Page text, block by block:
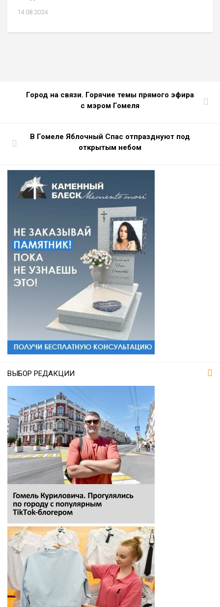
14.08.2024
Город на связи. Горячие темы прямого эфира
с мэром Гомеля
В Гомеле Яблочный Спас отпразднуют под
открытым небом
ВЫБОР РЕДАКЦИИ